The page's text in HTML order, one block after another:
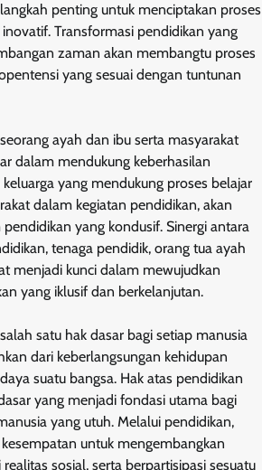
penting untuk menciptakan proses
Transformasi pendidikan yang
zaman akan membangtu proses
yang sesuai dengan tuntunan
ayah dan ibu serta masyarakat
dalam mendukung keberhasilan
yang mendukung proses belajar
dalam kegiatan pendidikan, akan
yang kondusif. Sinergi antara
tenaga pendidik, orang tua ayah
menjadi kunci dalam mewujudkan
yang iklusif dan berkelanjutan.
satu hak dasar bagi setiap manusia
dari keberlangsungan kehidupan
suatu bangsa. Hak atas pendidikan
yang menjadi fondasi utama bagi
yang utuh. Melalui pendidikan,
untuk mengembangkan
sosial, serta berpartisipasi sesuatu